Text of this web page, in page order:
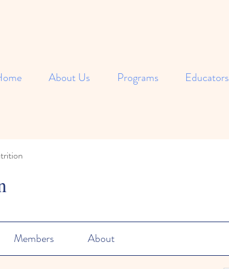
About Us Programs Educators
Members About